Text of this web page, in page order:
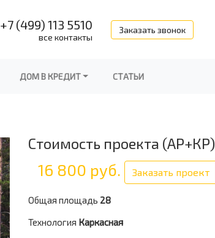
+7 (499) 113 5510
все контакты
Заказать звонок
ДОМ В КРЕДИТ СТАТЬИ
Стоимость проекта (АР+КР)
16 800 руб. Заказать проект
Общая площадь 28
Технология Каркасная